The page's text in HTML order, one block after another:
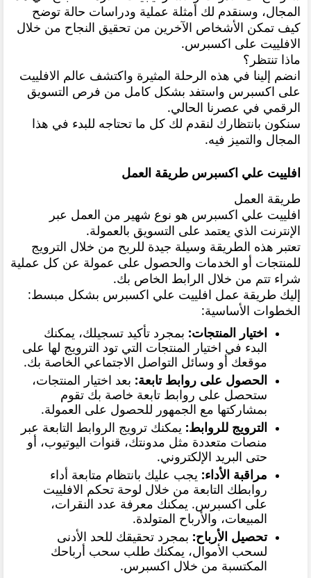
المجال، وسنقدم لك أمثلة عملية ودراسات حالة توضح
كيف تمكن الأشخاص الآخرين من تحقيق النجاح من خلال
الافلييت على اكسبرس.
ماذا تنتظر؟
انضم إلينا في هذه الرحلة المثيرة واكتشف عالم الافلييت
على اكسبرس واستفد بشكل كامل من فرص التسويق
الرقمي في عصرنا الحالي.
سنكون بانتظارك لنقدم لك كل ما تحتاجه للبدء في هذا
المجال والتميز فيه.
افلييت علي اكسبرس طريقة العمل
طريقة العمل
افلييت علي اكسبرس هو نوع شهير من العمل عبر
الإنترنت الذي يعتمد على التسويق بالعمولة.
تعتبر هذه الطريقة وسيلة جيدة للربح من خلال الترويج
للمنتجات أو الخدمات والحصول على عمولة عن كل عملية
شراء تتم من خلال الرابط الخاص بك.
إليك طريقة عمل افلييت علي اكسبرس بشكل مبسط:
الخطوات الأساسية:
اختيار المنتجات: بمجرد تأكيد تسجيلك، يمكنك
البدء في اختيار المنتجات التي تود الترويج لها على
موقعك أو وسائل التواصل الاجتماعي الخاصة بك.
الحصول على روابط تابعة: بعد اختيار المنتجات،
ستحصل على روابط تابعة خاصة بك تقوم
بمشاركتها مع الجمهور للحصول على العمولة.
الترويج للروابط: يمكنك ترويج الروابط التابعة عبر
منصات متعددة مثل مدونتك، قنوات اليوتيوب، أو
حتى البريد الإلكتروني.
مراقبة الأداء: يجب عليك بانتظام متابعة أداء
روابطك التابعة من خلال لوحة تحكم الافلييت
على اكسبرس. يمكنك معرفة عدد النقرات،
المبيعات، والأرباح المتولدة.
تحصيل الأرباح: بمجرد تحقيقك للحد الأدنى
لسحب الأموال، يمكنك طلب سحب أرباحك
المكتسبة من خلال اكسبرس.